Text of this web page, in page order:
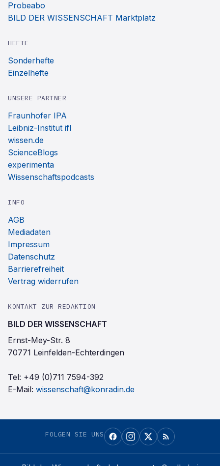
Probeabo
BILD DER WISSENSCHAFT Marktplatz
HEFTE
Sonderhefte
Einzelhefte
UNSERE PARTNER
Fraunhofer IPA
Leibniz-Institut ifl
wissen.de
ScienceBlogs
experimenta
Wissenschaftspodcasts
INFO
AGB
Mediadaten
Impressum
Datenschutz
Barrierefreiheit
Vertrag widerrufen
KONTAKT ZUR REDAKTION
BILD DER WISSENSCHAFT
Ernst-Mey-Str. 8
70771 Leinfelden-Echterdingen
Tel: +49 (0)711 7594-392
E-Mail: wissenschaft@konradin.de
FOLGEN SIE UNS